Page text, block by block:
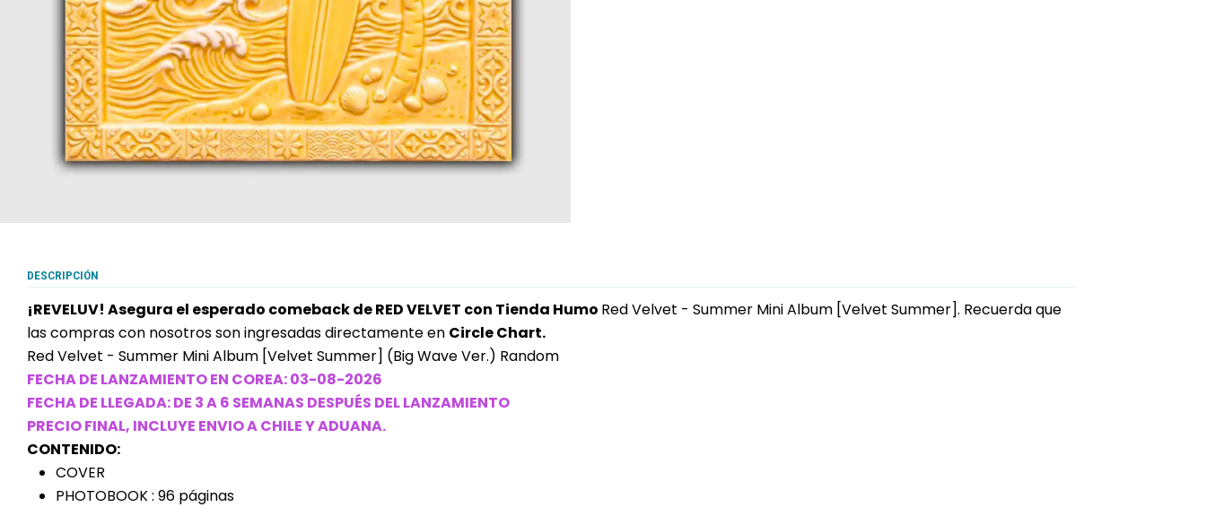
DESCRIPCIÓN
¡REVELUV! Asegura el esperado comeback de RED VELVET con Tienda Humo Red Velvet - Summer Mini Album [Velvet Summer]. Recuerda que
las compras con nosotros son ingresadas directamente en Circle Chart.
Red Velvet - Summer Mini Album [Velvet Summer] (Big Wave Ver.) Random
FECHA DE LANZAMIENTO EN COREA: 03-08-2026
FECHA DE LLEGADA: DE 3 A 6 SEMANAS DESPUÉS DEL LANZAMIENTO
PRECIO FINAL, INCLUYE ENVIO A CHILE Y ADUANA.
CONTENIDO:
COVER
PHOTOBOOK : 96 páginas